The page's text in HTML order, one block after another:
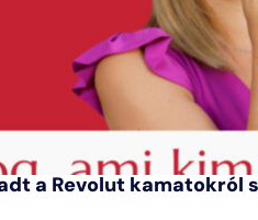
a Revolut kamatokról